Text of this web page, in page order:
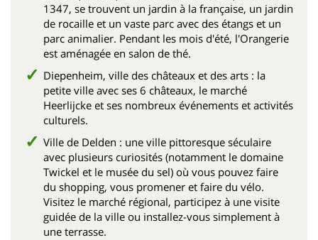
1347, se trouvent un jardin à la française, un jardin
de rocaille et un vaste parc avec des étangs et un
parc animalier. Pendant les mois d'été, l'Orangerie
est aménagée en salon de thé.
Diepenheim, ville des châteaux et des arts : la
petite ville avec ses 6 châteaux, le marché
Heerlijcke et ses nombreux événements et activités
culturels.
Ville de Delden : une ville pittoresque séculaire
avec plusieurs curiosités (notamment le domaine
Twickel et le musée du sel) où vous pouvez faire
du shopping, vous promener et faire du vélo.
Visitez le marché régional, participez à une visite
guidée de la ville ou installez-vous simplement à
une terrasse.